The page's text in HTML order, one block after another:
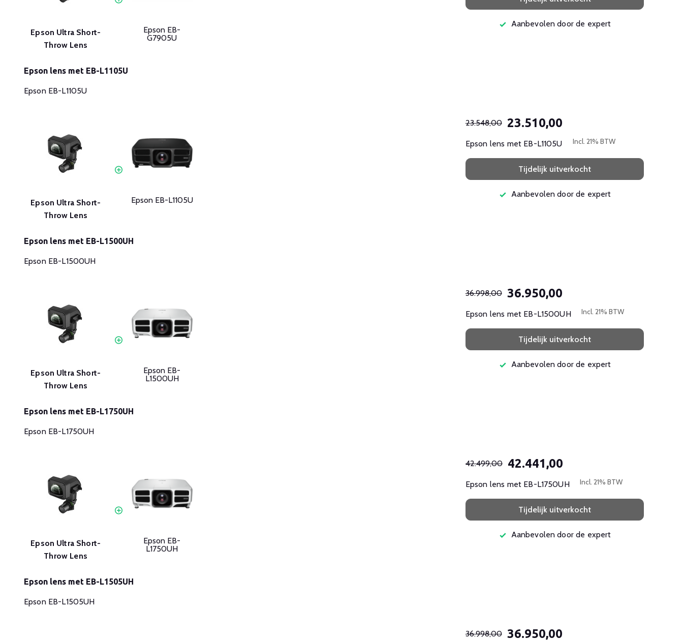
Epson Ultra Short-
Throw Lens
Epson EB-
G7905U
Aanbevolen door de expert
Epson lens met EB-L1105U
Epson EB-L1105U
Epson Ultra Short-
Throw Lens
Epson EB-L1105U
23.548,00 23.510,00
Epson lens met EB-L1105U Incl. 21% BTW
Tijdelijk uitverkocht
Aanbevolen door de expert
Epson lens met EB-L1500UH
Epson EB-L1500UH
Epson Ultra Short-
Throw Lens
Epson EB-
L1500UH
36.998,00 36.950,00
Epson lens met EB-L1500UH Incl. 21% BTW
Tijdelijk uitverkocht
Aanbevolen door de expert
Epson lens met EB-L1750UH
Epson EB-L1750UH
Epson Ultra Short-
Throw Lens
Epson EB-
L1750UH
42.499,00 42.441,00
Epson lens met EB-L1750UH Incl. 21% BTW
Tijdelijk uitverkocht
Aanbevolen door de expert
Epson lens met EB-L1505UH
Epson EB-L1505UH
36.998,00 36.950,00